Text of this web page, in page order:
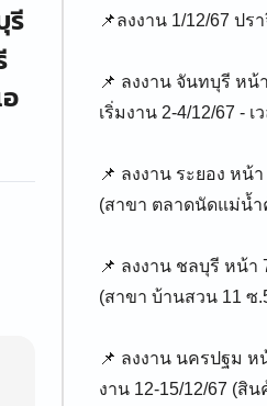
รี
📌ลงงาน 1/12/67 ป
📌 ลงงาน จันทบุรี ห
เริ่มงาน 2-4/12/67 - เ
📌 ลงงาน ระยอง หน้า
(สาขา ตลาดนัดแม่น้
📌 ลงงาน ชลบุรี หน้า
(สาขา บ้านสวน 11 ซ
📌 ลงงาน นครปฐม ห
งาน 12-15/12/67 (สิ